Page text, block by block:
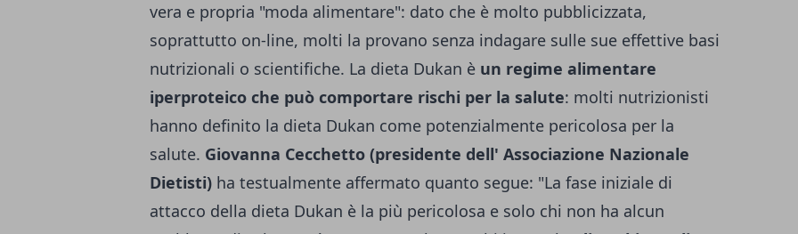
vera e propria "moda alimentare": dato che è molto pubblicizzata,
soprattutto on-line, molti la provano senza indagare sulle sue effettive basi
nutrizionali o scientifiche. La dieta Dukan è un regime alimentare
iperproteico che può comportare rischi per la salute: molti nutrizionisti
hanno definito la dieta Dukan come potenzialmente pericolosa per la
salute. Giovanna Cecchetto (presidente dell' Associazione Nazionale
Dietisti) ha testualmente affermato quanto segue: "La fase iniziale di
attacco della dieta Dukan è la più pericolosa e solo chi non ha alcun